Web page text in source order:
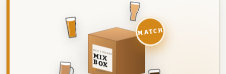
DEZE MAAND
MIX
BOX
8 BIEREN
MATCH